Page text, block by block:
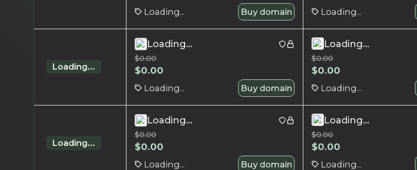
Loading... Buy domain Loading...
Loading...
Loading...
$0.00
$0.00
Loading... Buy domain
Loading...
$0.00
$0.00
Loading...
Loading...
Loading...
$0.00
$0.00
Loading... Buy domain
Loading...
$0.00
$0.00
Loading...